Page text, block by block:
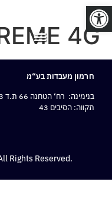
פתח סרגל נגישות
4G
חרמון מעבדות בע“מ
בנימינה: רח‘ הטחנה 66 ת.ד 23 מיקוד 3055001,
תקווה: הסיבים 43
Rights Reserved.